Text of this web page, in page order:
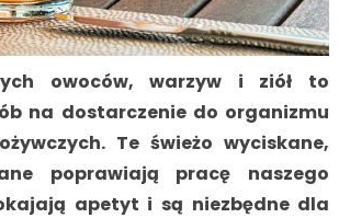
owoców, warzyw i ziół to
na dostarczenie do organizmu
Te świeżo wyciskane,
poprawiają pracę naszego
apetyt i są niezbędne dla